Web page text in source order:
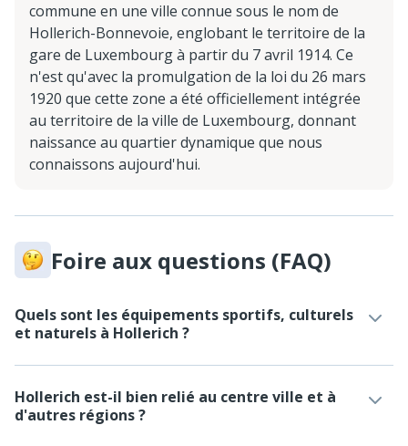
commune en une ville connue sous le nom de
Hollerich-Bonnevoie, englobant le territoire de la
gare de Luxembourg à partir du 7 avril 1914. Ce
n'est qu'avec la promulgation de la loi du 26 mars
1920 que cette zone a été officiellement intégrée
au territoire de la ville de Luxembourg, donnant
naissance au quartier dynamique que nous
connaissons aujourd'hui.
Foire aux questions (FAQ)
Quels sont les équipements sportifs, culturels
et naturels à Hollerich ?
Hollerich est-il bien relié au centre ville et à
d'autres régions ?